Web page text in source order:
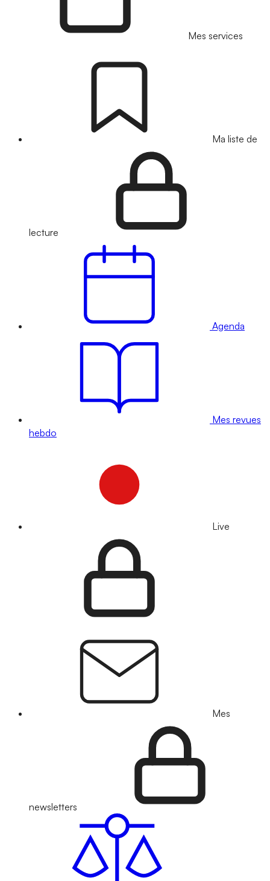
Mes services
Ma liste de
lecture
Agenda
Mes revues
hebdo
Live
Mes
newsletters